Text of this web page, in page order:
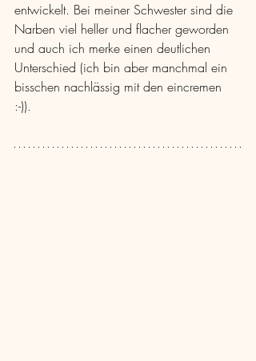
entwickelt. Bei meiner Schwester sind die
Narben viel heller und flacher geworden
und auch ich merke einen deutlichen
Unterschied (ich bin aber manchmal ein
bisschen nachlässig mit den eincremen
:-)).